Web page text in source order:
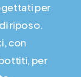
per
riposo.
con
per